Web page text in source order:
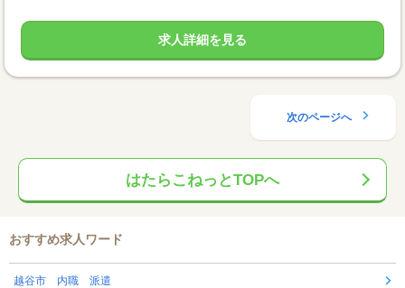
求人詳細を見る
次のページへ
はたらこねっとTOPへ
おすすめ求人ワード
越谷市 内職 派遣